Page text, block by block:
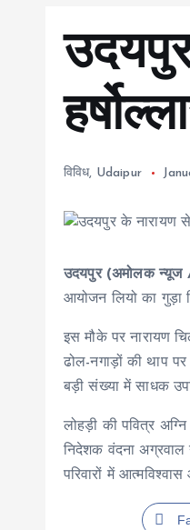
विविध, Udaipur
उदयपुर (अमोलक
आयोजन लियो का गुड़ा
इस मौके पर नारायण
ढोल-नगाड़ों की थाप
बड़ी संख्या में साधक
लोहड़ी की पवित्र
निदेशक वंदना अग्रवाल
परिवारों में